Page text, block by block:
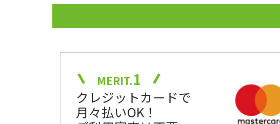
MERIT.1
クレジットカードで
月々払いOK！